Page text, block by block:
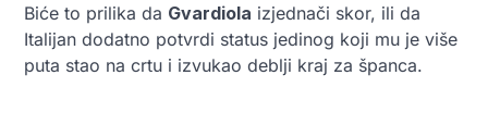
Biće to prilika da Gvardiola izjednači skor, ili da
Italijan dodatno potvrdi status jedinog koji mu je više
puta stao na crtu i izvukao deblji kraj za španca.